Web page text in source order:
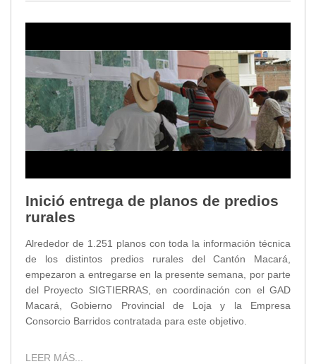
Inició entrega de planos de predios
rurales
Alrededor de 1.251 planos con toda la información técnica
de los distintos predios rurales del Cantón Macará,
empezaron a entregarse en la presente semana, por parte
del Proyecto SIGTIERRAS, en coordinación con el GAD
Macará, Gobierno Provincial de Loja y la Empresa
Consorcio Barridos contratada para este objetivo.
LEER MÁS...